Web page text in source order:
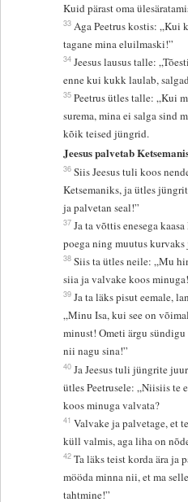
Kuid pärast oma
33 Aga Peetrus kostis: „Kui
tagane mina eluilmaski!”
34 Jeesus lausus talle:
enne kui kukk laulab,
35 Peetrus ütles talle: „Kui
surema, mina ei salga sind
kõik teised jüngrid.
Jeesus palvetab
36 Siis Jeesus tuli koos
Ketsemaniks, ja ütles
ja palvetan seal!”
37 Ja ta võttis enesega
poega ning muutus kurvaks
38 Siis ta ütles neile: „Mu
siia ja valvake koos
39 Ja ta läks pisut eemale,
„Minu Isa, kui see on
minust! Ometi ärgu
nii nagu sina!”
40 Ja Jeesus tuli jüngrite
ütles Peetrusele: „Niisiis
koos minuga valvata?
41 Valvake ja palvetage, et
küll valmis, aga liha on
42 Ta läks teist korda ära ja
mööda minna nii, et ma
tahtmine!”